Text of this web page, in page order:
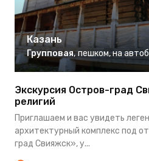
Казань
Групповая, пешком, на
Экскурсия Остров-град
религий
Приглашаем и вас увидеть
архитектурный комплекс под
град Свияжск», у...